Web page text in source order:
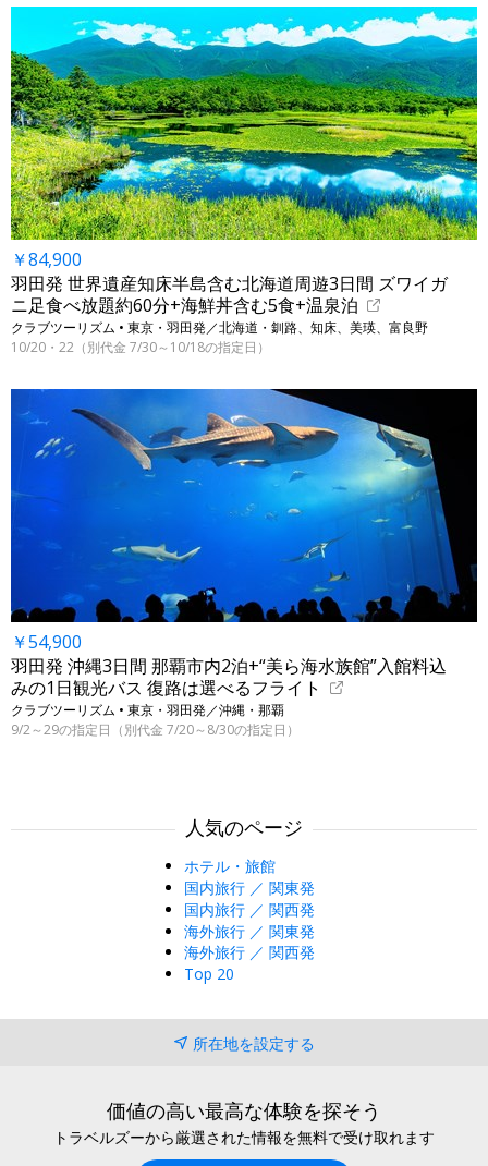
￥84,900
羽田発 世界遺産知床半島含む北海道周遊3日間 ズワイガ
ニ足食べ放題約60分+海鮮丼含む5食+温泉泊
クラブツーリズム • 東京・羽田発／北海道・釧路、知床、美瑛、富良野
10/20・22（別代金 7/30～10/18の指定日）
￥54,900
羽田発 沖縄3日間 那覇市内2泊+“美ら海水族館”入館料込
みの1日観光バス 復路は選べるフライト
クラブツーリズム • 東京・羽田発／沖縄・那覇
9/2～29の指定日（別代金 7/20～8/30の指定日）
人気のページ
ホテル・旅館
国内旅行 ／ 関東発
国内旅行 ／ 関西発
海外旅行 ／ 関東発
海外旅行 ／ 関西発
Top 20
所在地を設定する
価値の高い最高な体験を探そう
トラベルズーから厳選された情報を無料で受け取れます